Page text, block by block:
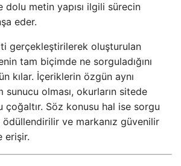
dolu metin yapısı ilgili sürecin
eder.
gerçekleştirilerek oluşturulan
tam biçimde ne sorguladığını
kılar. İçeriklerin özgün aynı
sunucu olması, okurların sitede
çoğaltır. Söz konusu hal ise sorgu
ve markanız güvenilir
erişir.